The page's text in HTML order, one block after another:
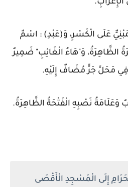
عَلَى الْكَسْرِ، وَ(عَبْدِ) : اسْمٌ
الظَّاهِرَةُ، وَ"هَاءُ الْغَائِبِ" ضَمِيرٌ
مَحَلِّ جَرٍّ مُضَافٌ إِلَيْهِ.
وَعَلَامَةُ نَصْبِهِ الْفَتْحَةُ الظَّاهِرَةُ.
إِلَى الْمَسْجِدِ الْأَقْصَى